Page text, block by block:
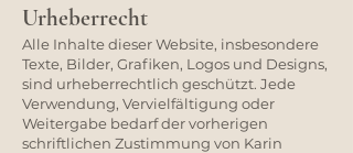
Urheberrecht
Alle Inhalte dieser Website, insbesondere
Texte, Bilder, Grafiken, Logos und Designs,
sind urheberrechtlich geschützt. Jede
Verwendung, Vervielfältigung oder
Weitergabe bedarf der vorherigen
schriftlichen Zustimmung von Karin